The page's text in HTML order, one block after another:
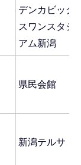
デンカビッグ
スワンスタジ
アム新潟
県民会館
新潟テルサ